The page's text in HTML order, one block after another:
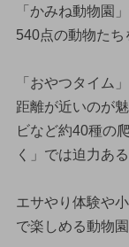
「かみね動物園
540点の動物たち
「おやつタイム
距離が近いのが
ビなど約40種の
く」では迫力あ
エサやり体験や
で楽しめる動物園